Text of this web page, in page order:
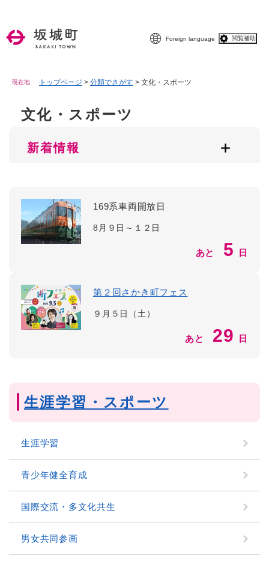
Foreign language 閲覧補助
現在地 トップページ > 分類でさがす > 文化・スポーツ
文化・スポーツ
新着情報
169系車両開放日
8月９日～１２日
あと 5 日
第２回さかき町フェス
９月５日（土）
あと 29 日
生涯学習・スポーツ
生涯学習
青少年健全育成
国際交流・多文化共生
男女共同参画